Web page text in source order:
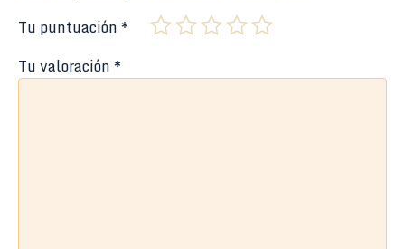
Tu puntuación *
Tu valoración *